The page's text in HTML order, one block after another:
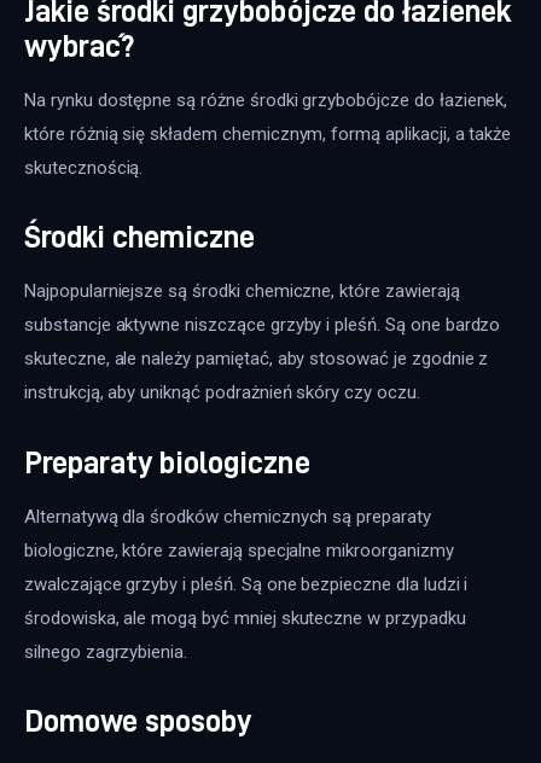
Jakie środki grzybobójcze do łazienek
wybrać?
Na rynku dostępne są różne środki grzybobójcze do łazienek,
które różnią się składem chemicznym, formą aplikacji, a także
skutecznością.
Środki chemiczne
Najpopularniejsze są środki chemiczne, które zawierają
substancje aktywne niszczące grzyby i pleśń. Są one bardzo
skuteczne, ale należy pamiętać, aby stosować je zgodnie z
instrukcją, aby uniknąć podrażnień skóry czy oczu.
Preparaty biologiczne
Alternatywą dla środków chemicznych są preparaty
biologiczne, które zawierają specjalne mikroorganizmy
zwalczające grzyby i pleśń. Są one bezpieczne dla ludzi i
środowiska, ale mogą być mniej skuteczne w przypadku
silnego zagrzybienia.
Domowe sposoby